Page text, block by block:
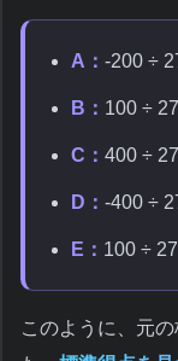
A： -200 ÷
B： 100 ÷
C： 400 ÷
D： -400 ÷
E： 100 ÷
このように、元